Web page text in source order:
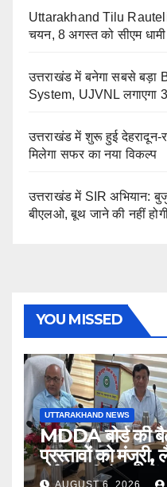
Uttarakhand Tilu
चयन, 8 अगस्त को सीएम
उत्तराखंड में बनेगा सबसे
System, UJVNL लगाएगा
उत्तराखंड में शुरू हुई देहरादून-
मिलेगा सफर का नया विकल्प
उत्तराखंड में SIR अभियान:
बीएलओ, बूथ जाने की नहीं
YOU MISSED
UTTARAKHAND NEWS
MDDA बोर्ड की
प्रस्तावों को
पर्यटन परियोजनाओं
AUGUST 6, 2026